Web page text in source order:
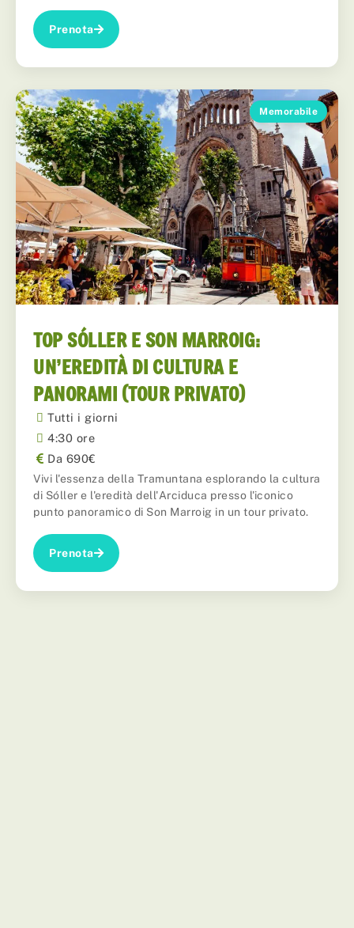
Prenota
Memorabile
TOP SÓLLER E SON MARROIG:
UN’EREDITÀ DI CULTURA E
PANORAMI (TOUR PRIVATO)
Tutti i giorni
4:30 ore
Da 690€
Vivi l'essenza della Tramuntana esplorando la cultura
di Sóller e l'eredità dell'Arciduca presso l'iconico
punto panoramico di Son Marroig in un tour privato.
Prenota